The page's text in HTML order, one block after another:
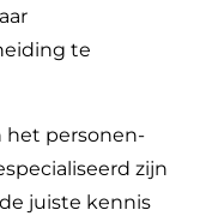
te
het personen-
zijn
juiste kennis